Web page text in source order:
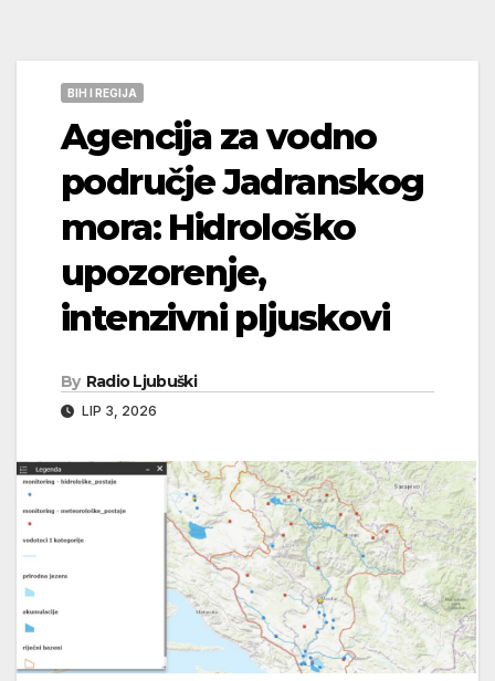
BIH I REGIJA
Agencija za vodno
područje Jadranskog
mora: Hidrološko
upozorenje,
intenzivni pljuskovi
By Radio Ljubuški
LIP 3, 2026